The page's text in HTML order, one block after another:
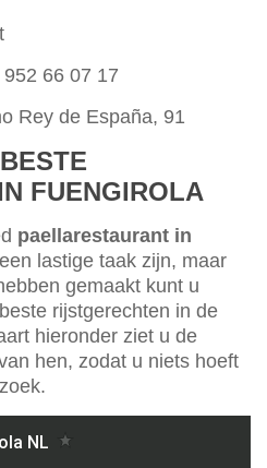
952 66 07 17
Rey de España, 91
FUENGIROLA
paellarestaurant in
lastige taak zijn, maar
gemaakt kunt u
rijstgerechten in de
hieronder ziet u de
hen, zodat u niets hoeft